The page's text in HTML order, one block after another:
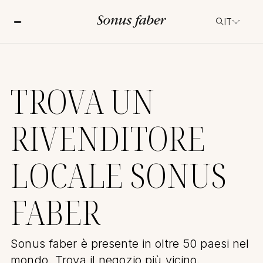
IT
TROVA UN
RIVENDITORE
LOCALE SONUS
FABER
Sonus faber è presente in oltre 50 paesi nel
mondo. Trova il negozio più vicino.